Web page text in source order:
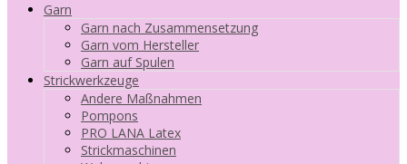
Garn
Garn nach Zusammensetzung
Garn vom Hersteller
Garn auf Spulen
Strickwerkzeuge
Andere Maßnahmen
Pompons
PRO LANA Latex
Strickmaschinen